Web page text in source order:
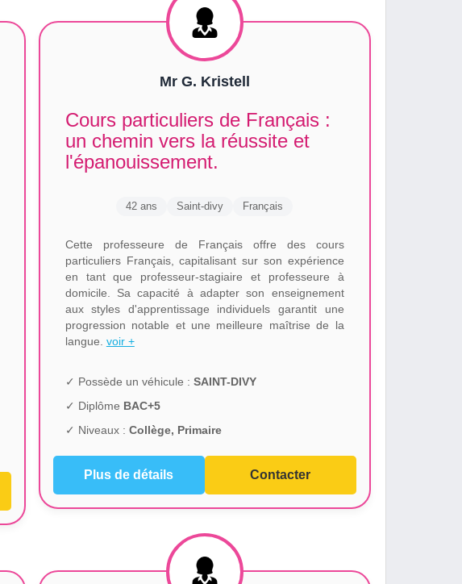
Mr G. Kristell
Cours particuliers de Français :
un chemin vers la réussite et
l'épanouissement.
42 ans Saint-divy Français
Cette professeure de Français offre des cours
particuliers Français, capitalisant sur son expérience
en tant que professeur-stagiaire et professeure à
domicile. Sa capacité à adapter son enseignement
aux styles d'apprentissage individuels garantit une
progression notable et une meilleure maîtrise de la
langue. voir +
✓ Possède un véhicule : SAINT-DIVY
✓ Diplôme BAC+5
✓ Niveaux : Collège, Primaire
Plus de détails Contacter